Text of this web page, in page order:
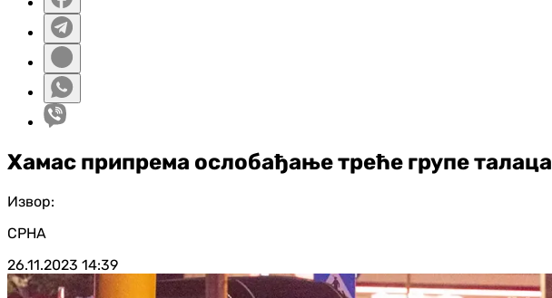
Хамас припрема ослобађање треће групе талаца
Извор:
СРНА
26.11.2023 14:39